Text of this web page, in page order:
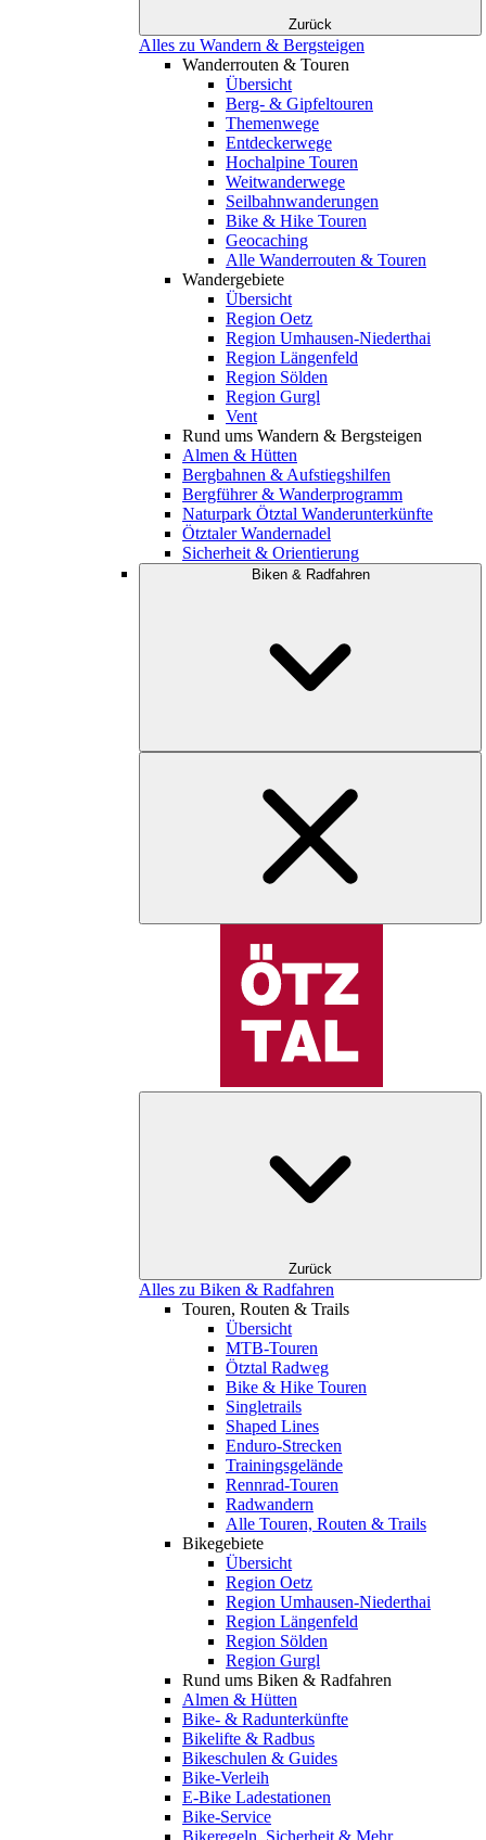
Zurück
Alles zu Wandern & Bergsteigen
Wanderrouten & Touren
Übersicht
Berg- & Gipfeltouren
Themenwege
Entdeckerwege
Hochalpine Touren
Weitwanderwege
Seilbahnwanderungen
Bike & Hike Touren
Geocaching
Alle Wanderrouten & Touren
Wandergebiete
Übersicht
Region Oetz
Region Umhausen-Niederthai
Region Längenfeld
Region Sölden
Region Gurgl
Vent
Rund ums Wandern & Bergsteigen
Almen & Hütten
Bergbahnen & Aufstiegshilfen
Bergführer & Wanderprogramm
Naturpark Ötztal Wanderunterkünfte
Ötztaler Wandernadel
Sicherheit & Orientierung
Biken & Radfahren
Zurück
Alles zu Biken & Radfahren
Touren, Routen & Trails
Übersicht
MTB-Touren
Ötztal Radweg
Bike & Hike Touren
Singletrails
Shaped Lines
Enduro-Strecken
Trainingsgelände
Rennrad-Touren
Radwandern
Alle Touren, Routen & Trails
Bikegebiete
Übersicht
Region Oetz
Region Umhausen-Niederthai
Region Längenfeld
Region Sölden
Region Gurgl
Rund ums Biken & Radfahren
Almen & Hütten
Bike- & Radunterkünfte
Bikelifte & Radbus
Bikeschulen & Guides
Bike-Verleih
E-Bike Ladestationen
Bike-Service
Bikeregeln, Sicherheit & Mehr